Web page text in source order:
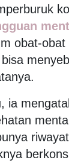
obat-obat
ia